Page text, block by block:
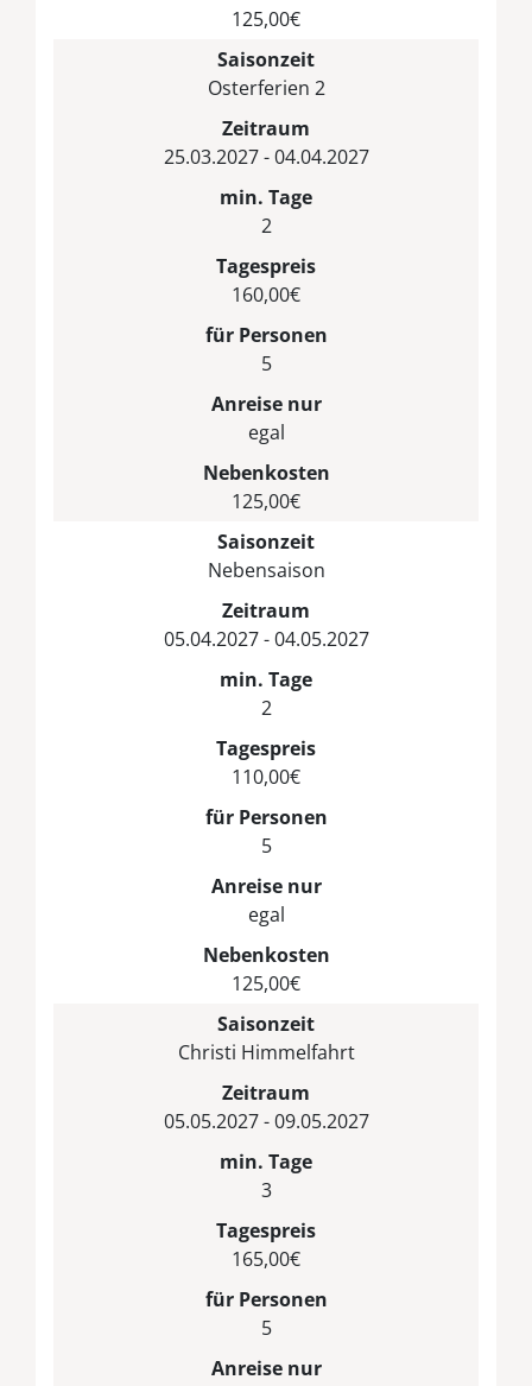
125,00€
Saisonzeit
Osterferien 2
Zeitraum
25.03.2027 - 04.04.2027
min. Tage
2
Tagespreis
160,00€
für Personen
5
Anreise nur
egal
Nebenkosten
125,00€
Saisonzeit
Nebensaison
Zeitraum
05.04.2027 - 04.05.2027
min. Tage
2
Tagespreis
110,00€
für Personen
5
Anreise nur
egal
Nebenkosten
125,00€
Saisonzeit
Christi Himmelfahrt
Zeitraum
05.05.2027 - 09.05.2027
min. Tage
3
Tagespreis
165,00€
für Personen
5
Anreise nur